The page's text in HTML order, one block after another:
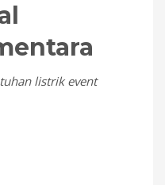
listrik event